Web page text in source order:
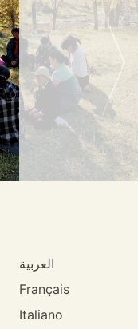
العربية
Français
Italiano